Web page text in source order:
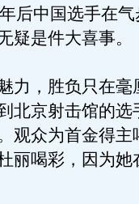
后中国选手在
疑是件大喜事。
，胜负只在毫
北京射击馆的选
观众为首金得主
丽喝彩，因为她